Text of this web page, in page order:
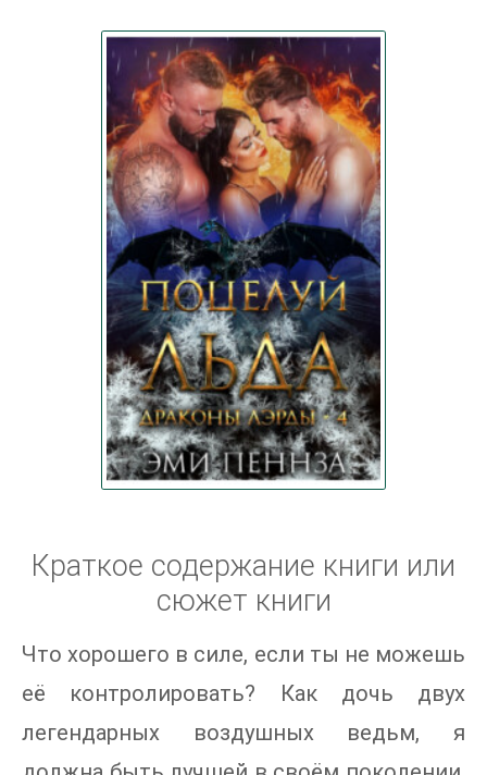
Краткое содержание книги или
сюжет книги
Что хорошего в силе, если ты не можешь
её контролировать? Как дочь двух
легендарных воздушных ведьм, я